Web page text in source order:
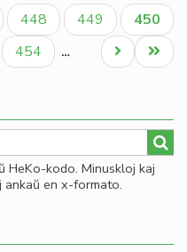
Paĝo
448 Paĝo
449
Aktuala
paĝo
450
Paĝo
454 …
Last
page
Next
page
HeKo-kodo. Minuskloj kaj
ankaŭ en x-formato.